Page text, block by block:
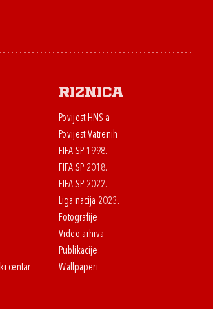
centar
Riznica
Povijest HNS-a
Povijest Vatrenih
FIFA SP 1998.
FIFA SP 2018.
FIFA SP 2022.
Liga nacija 2023.
Fotografije
Video arhiva
Publikacije
Wallpaperi